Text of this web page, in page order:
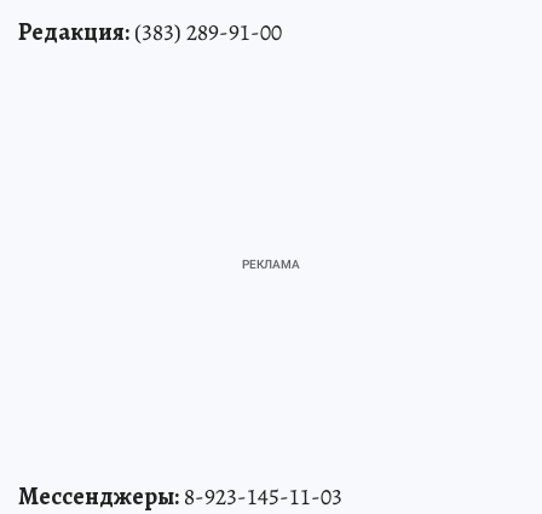
Редакция:(383) 289-91-00
Мессенджеры:8-923-145-11-03